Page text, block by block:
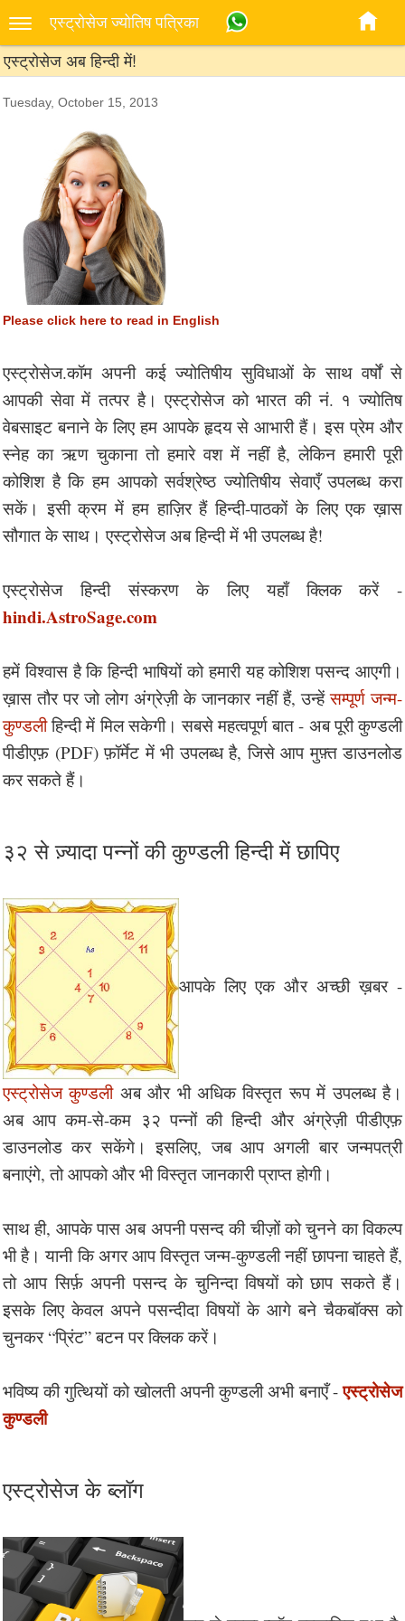
एस्‍ट्रोसेज ज्‍योतिष पत्रिका
एस्ट्रोसेज अब हिन्दी में!
Tuesday, October 15, 2013
Please click here to read in English
एस्ट्रोसेज.कॉम अपनी कई ज्योतिषीय सुविधाओं के साथ वर्षों से
आपकी सेवा में तत्पर है। एस्ट्रोसेज को भारत की नं. १ ज्योतिष
वेबसाइट बनाने के लिए हम आपके हृदय से आभारी हैं। इस प्रेम और
स्नेह का ऋण चुकाना तो हमारे वश में नहीं है, लेकिन हमारी पूरी
कोशिश है कि हम आपको सर्वश्रेष्ठ ज्योतिषीय सेवाएँ उपलब्ध करा
सकें। इसी क्रम में हम हाज़िर हैं हिन्दी-पाठकों के लिए एक ख़ास
सौगात के साथ। एस्ट्रोसेज अब हिन्दी में भी उपलब्ध है!
एस्ट्रोसेज हिन्दी संस्करण के लिए यहाँ क्लिक करें -
hindi.AstroSage.com
हमें विश्वास है कि हिन्दी भाषियों को हमारी यह कोशिश पसन्द आएगी।
ख़ास तौर पर जो लोग अंग्रेज़ी के जानकार नहीं हैं, उन्हेंसम्पूर्ण जन्म-
कुण्डलीहिन्दी में मिल सकेगी। सबसे महत्वपूर्ण बात - अब पूरी कुण्डली
पीडीएफ़ (PDF) फ़ॉर्मेट में भी उपलब्ध है, जिसे आप मुफ़्त डाउनलोड
कर सकते हैं।
३२ से ज़्यादा पन्नों की कुण्डली हिन्दी में छापिए
आपके लिए एक और अच्छी ख़बर -
एस्ट्रोसेज कुण्डलीअब और भी अधिक विस्तृत रूप में उपलब्ध है।
अब आप कम-से-कम ३२ पन्नों की हिन्दी और अंग्रेज़ी पीडीएफ़
डाउनलोड कर सकेंगे। इसलिए, जब आप अगली बार जन्मपत्री
बनाएंगे, तो आपको और भी विस्तृत जानकारी प्राप्त होगी।
साथ ही, आपके पास अब अपनी पसन्द की चीज़ों को चुनने का विकल्प
भी है। यानी कि अगर आप विस्तृत जन्म-कुण्डली नहीं छापना चाहते हैं,
तो आप सिर्फ़ अपनी पसन्द के चुनिन्दा विषयों को छाप सकते हैं।
इसके लिए केवल अपने पसन्दीदा विषयों के आगे बने चैकबॉक्स को
चुनकर “प्रिंट” बटन पर क्लिक करें।
भविष्य की गुत्थियों को खोलती अपनी कुण्डली अभी बनाएँ - एस्ट्रोसेज
कुण्डली
एस्ट्रोसेज के ब्लॉग